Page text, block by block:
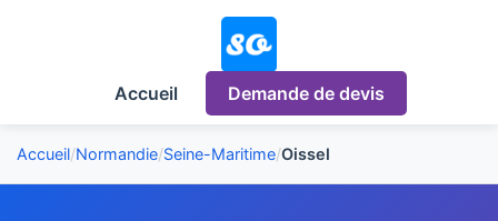
Accueil Demande de devis
Accueil/Normandie/Seine-Maritime/Oissel